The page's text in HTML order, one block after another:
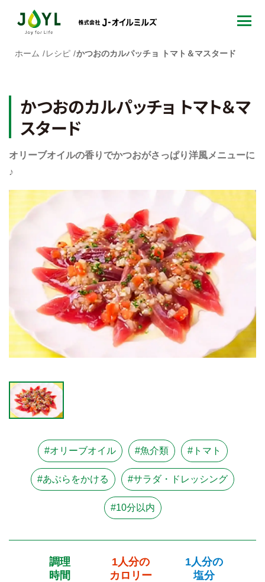
ホーム レシピ かつおのカルパッチョ トマト＆マスタード
かつおのカルパッチョ トマト＆マ
スタード
オリーブオイルの香りでかつおがさっぱり洋風メニューに
♪
#オリーブオイル #魚介類 #トマト
#あぶらをかける #サラダ・ドレッシング
#10分以内
調理
時間
1人分の
カロリー
1人分の
塩分